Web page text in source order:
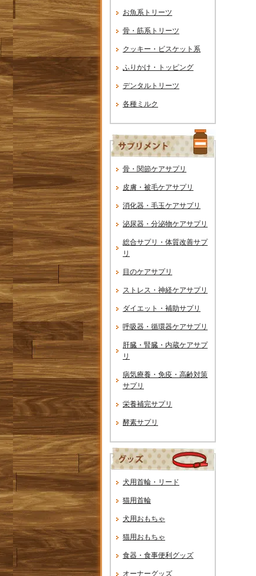
お魚系トリーツ
骨・筋系トリーツ
クッキー・ビスケット系
ふりかけ・トッピング
デンタルトリーツ
各種ミルク
骨・関節ケアサプリ
皮膚・被毛ケアサプリ
消化器・毛玉ケアサプリ
泌尿器・分泌物ケアサプリ
総合サプリ・体質改善サプ
リ
目のケアサプリ
ストレス・神経ケアサプリ
ダイエット・補助サプリ
呼吸器・循環器ケアサプリ
肝臓・腎臓・内蔵ケアサプ
リ
病気療養・免疫・高齢対策
サプリ
栄養補完サプリ
酵素サプリ
犬用首輪・リード
猫用首輪
犬用おもちゃ
猫用おもちゃ
食器・食事便利グッズ
オーナーグッズ